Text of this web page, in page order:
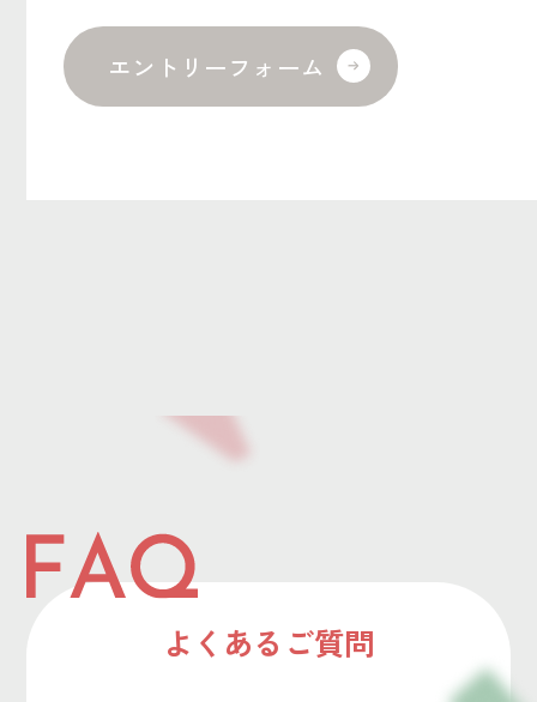
エントリーフォーム
よくあるご質問